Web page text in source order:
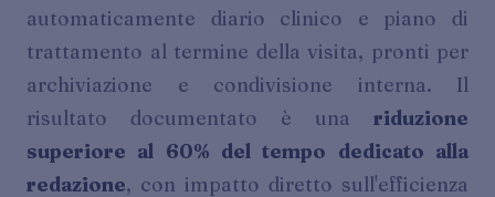
automaticamente diario clinico e piano di
trattamento al termine della visita, pronti per
archiviazione e condivisione interna. Il
risultato documentato è una riduzione
superiore al 60% del tempo dedicato alla
redazione, con impatto diretto sull'efficienza